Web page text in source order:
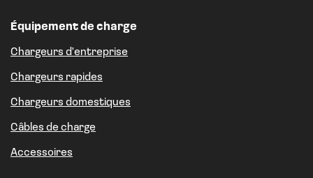
Équipement de charge
Chargeurs d'entreprise
Chargeurs rapides
Chargeurs domestiques
Câbles de charge
Accessoires